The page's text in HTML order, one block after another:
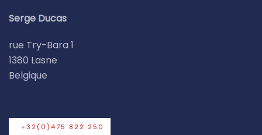
Serge Ducas
rue Try-Bara 1
1380 Lasne
Belgique
+32(0)475 822 250